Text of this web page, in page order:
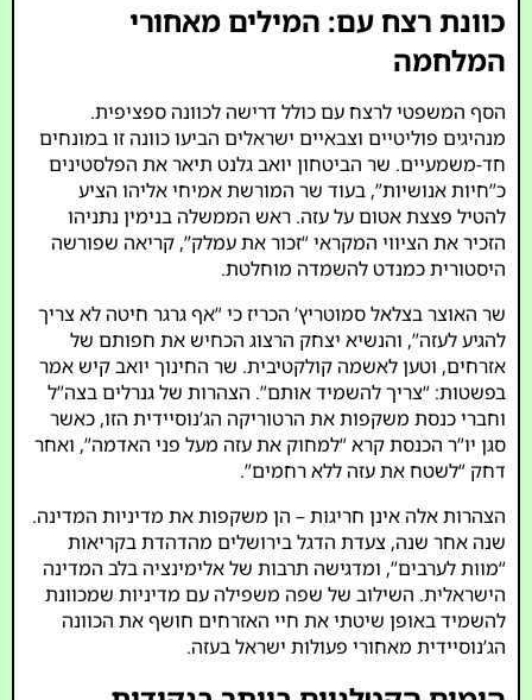
כוונת רצח עם: המילים מאחורי
המלחמה
הסף המשפטי לרצח עם כולל דרישה לכוונה ספציפית.
מנהיגים פוליטיים וצבאיים ישראלים הביעו כוונה זו במונחים
חד-משמעיים. שר הביטחון יואב גלנט תיאר את הפלסטינים
כ”חיות אנושיות”, בעוד שר המורשת אמיחי אליהו הציע
להטיל פצצת אטום על עזה. ראש הממשלה בנימין נתניהו
הזכיר את הציווי המקראי “זכור את עמלק”, קריאה שפורשה
היסטורית כמנדט להשמדה מוחלטת.
שר האוצר בצלאל סמוטריץ’ הכריז כי “אף גרגר חיטה לא צריך
להגיע לעזה”, והנשיא יצחק הרצוג הכחיש את חפותם של
אזרחים, וטען לאשמה קולקטיבית. שר החינוך יואב קיש אמר
בפשטות: “צריך להשמיד אותם”. הצהרות של גנרלים בצה”ל
וחברי כנסת משקפות את הרטוריקה הג’נוסיידית הזו, כאשר
סגן יו”ר הכנסת קרא “למחוק את עזה מעל פני האדמה”, ואחר
דחק “לשטח את עזה ללא רחמים”.
הצהרות אלה אינן חריגות – הן משקפות את מדיניות המדינה.
שנה אחר שנה, צעדת הדגל בירושלים מהדהדת בקריאות
“מוות לערבים”, ומדגישה תרבות של אלימינציה בלב המדינה
הישראלית. השילוב של שפה משפילה עם מדיניות שמכוונת
להשמיד באופן שיטתי את חיי האזרחים חושף את הכוונה
הג’נוסיידית מאחורי פעולות ישראל בעזה.